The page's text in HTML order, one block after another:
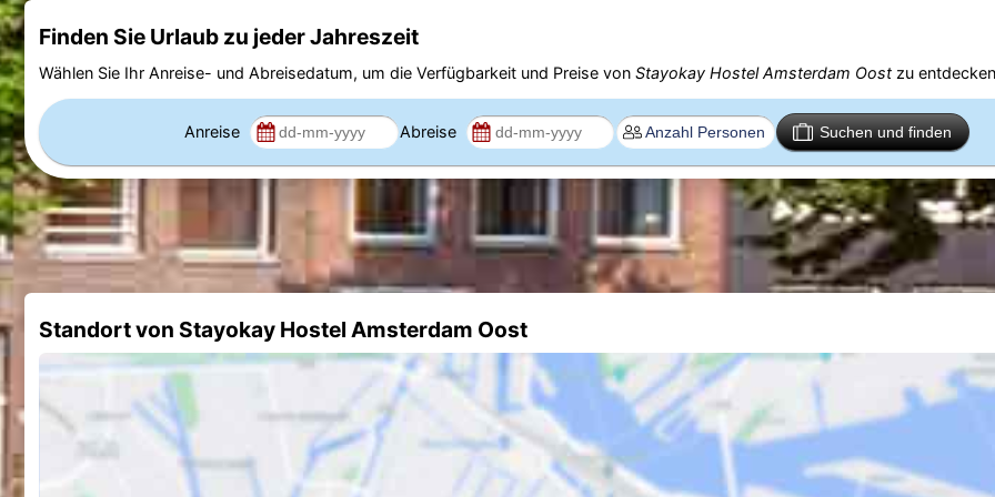
Finden Sie Urlaub zu jeder Jahreszeit
Wählen Sie Ihr Anreise- und Abreisedatum, um die Verfügbarkeit und Preise von Stayokay Hostel Amsterdam Oostzu
Anreise Abreise Suchen und finden
Standort von Stayokay Hostel Amsterdam Oost